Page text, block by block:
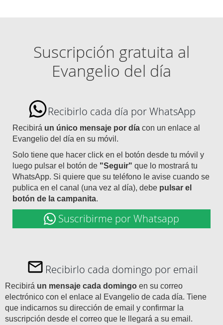
Suscripción gratuita al
Evangelio del día
Recibirlo cada día por WhatsApp
Recibirá un único mensaje por día con un enlace al
Evangelio del día en su móvil.
Solo tiene que hacer click en el botón desde tu móvil y
luego pulsar el botón de "Seguir" que lo mostrará tu
WhatsApp. Si quiere que su teléfono le avise cuando se
publica en el canal (una vez al día), debe pulsar el
botón de la campanita.
Suscribirme por Whatsapp
Recibirlo cada domingo por email
Recibirá un mensaje cada domingo en su correo
electrónico con el enlace al Evangelio de cada día. Tiene
que indicarnos su dirección de email y confirmar la
suscripción desde el correo que le llegará a su email.